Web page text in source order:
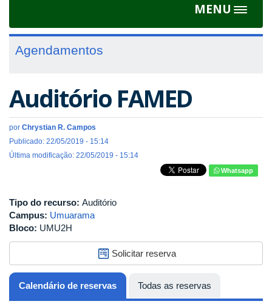
MENU
Toggle
Agendamentos
Auditório FAMED
por Chrystian R. Campos
Publicado: 22/05/2019 - 15:14
Última modificação: 22/05/2019 - 15:14
Whatsapp
Tipo do recurso: Auditório
Campus: Umuarama
Bloco: UMU2H
Solicitar reserva
Calendário de reservas (aba ativa)
Todas as reservas